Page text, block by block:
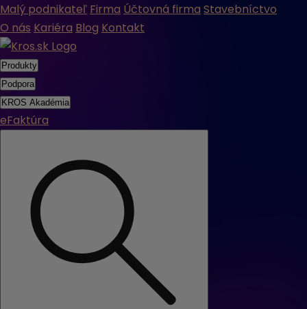
Malý podnikateľ Firma Účtovná firma Stavebníctvo
O nás Kariéra Blog Kontakt
Produkty
Podpora
KROS Akadémia
eFaktúra